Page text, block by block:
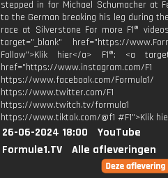
stepped in for Michael Schumacher at
to the German breaking his leg during
race at Silverstone For more F1®
target="_blank" href="https://
Follow">Klik hier</a> F1®: <a
href="https://www.instagram.com/F1
https://www.facebook.com/Formula1/
https://www.twitter.com/F1
https://www.twitch.tv/formula1
https://www.tiktok.com/@f1 #F1">Klik
26-06-2024 18:00
YouTube
Formule1.TV
Alle afleveringen